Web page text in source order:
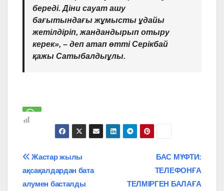
береді. Діни сауат ашу
бағытындағы жұмысты ұдайы
жетілдіріп, жандандырып отыру
керек», – деп атап өтті Серікбай
қажы Сатыбалдыұлы.
Навигация
по
БАС МҮФТИ:
ТЕЛЕФОНҒА
ТЕЛМІРГЕН БАЛАҒА
Жастар жылы
ақсақалдардан бата
алумен басталды